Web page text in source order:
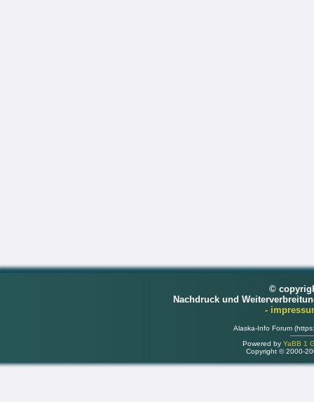
©
Nachdruck und
-
Alaska-Info Forum
Powered by YaBB 1
Copyright © 2000-